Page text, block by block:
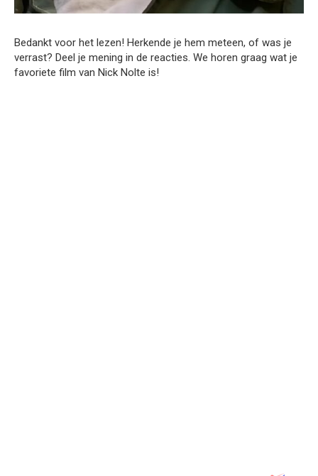
Bedankt voor het lezen! Herkende je hem meteen, of was je
verrast? Deel je mening in de reacties. We horen graag wat je
favoriete film van Nick Nolte is!